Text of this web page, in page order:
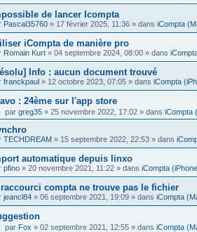
de lancer Icompta
Pascal35760 » 17 février 2025, 11:36 » dans iCompta
iCompta de manière pro
Romain Kurt » 04 septembre 2024, 08:00 » dans
Info : aucun document trouvé
franckpaul » 12 octobre 2023, 07:05 » dans iCompta
: 24ème sur l'app store
par greg35 » 25 novembre 2022, 17:02 » dans iCompta
TECHDREAM » 15 septembre 2022, 22:53 » dans
automatique depuis linxo
pfino » 20 novembre 2021, 11:22 » dans iCompta
compta ne trouve pas le fichier
jeancl84 » 06 septembre 2021, 19:09 » dans iCompta
par Fox » 02 septembre 2021, 12:55 » dans iCompta